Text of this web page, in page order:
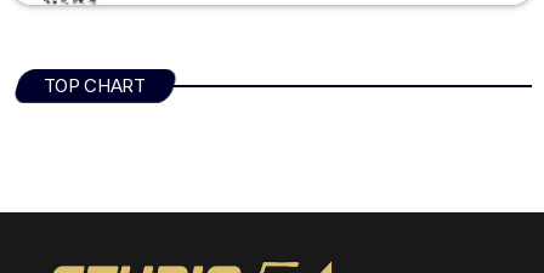
TOP CHART